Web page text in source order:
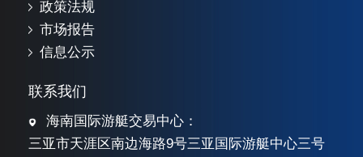
政策法规
市场报告
信息公示
联系我们
海南国际游艇交易中心：
三亚市天涯区南边海路9号三亚国际游艇中心三号